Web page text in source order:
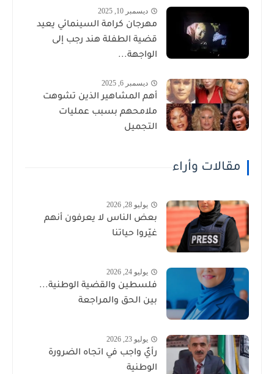
ديسمبر 10, 2025
مهرجان كرامة السينمائي يعيد
قضية الطفلة هند رجب إلى
الواجهة...
ديسمبر 6, 2025
أهم المشاهير الذين تشوهت
ملامحهم بسبب عمليات
التجميل
مقالات وأراء
يوليو 28, 2026
بعض الناس لا يعرفون أنهم
غيّروا حياتنا
يوليو 24, 2026
فلسطين والقضية الوطنية...
بين الحق والمراجعة
يوليو 23, 2026
رأيٌ واجب في اتجاه الضرورة
الوطنية